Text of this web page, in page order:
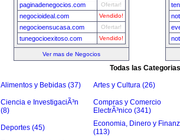
paginadenegocios.com Ofertar!
negocioideal.com Vendido!
negocioensucasa.com Ofertar!
tunegocioexitoso.com Vendido!
Ver mas de Negocios
Todas las Categorias
Alimentos y Bebidas (37) Artes y Cultura (26)
Ciencia e InvestigaciÃ³n
(8)
Compras y Comercio
ElectrÃ³nico (341)
Deportes (45)
Economia, Dinero y
(113)